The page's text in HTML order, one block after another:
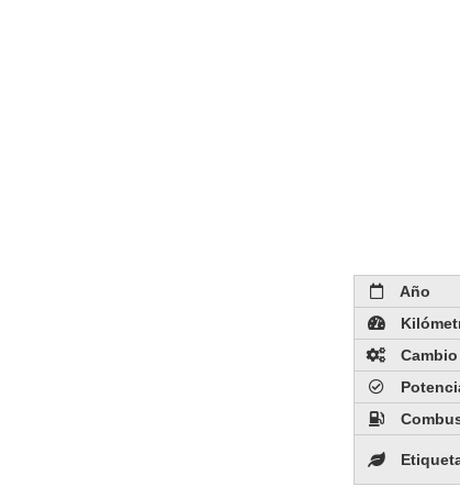
Año
Cambio